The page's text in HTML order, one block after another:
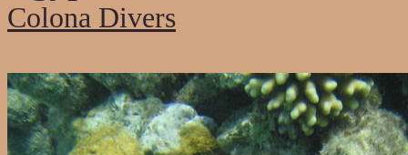
Colona Divers